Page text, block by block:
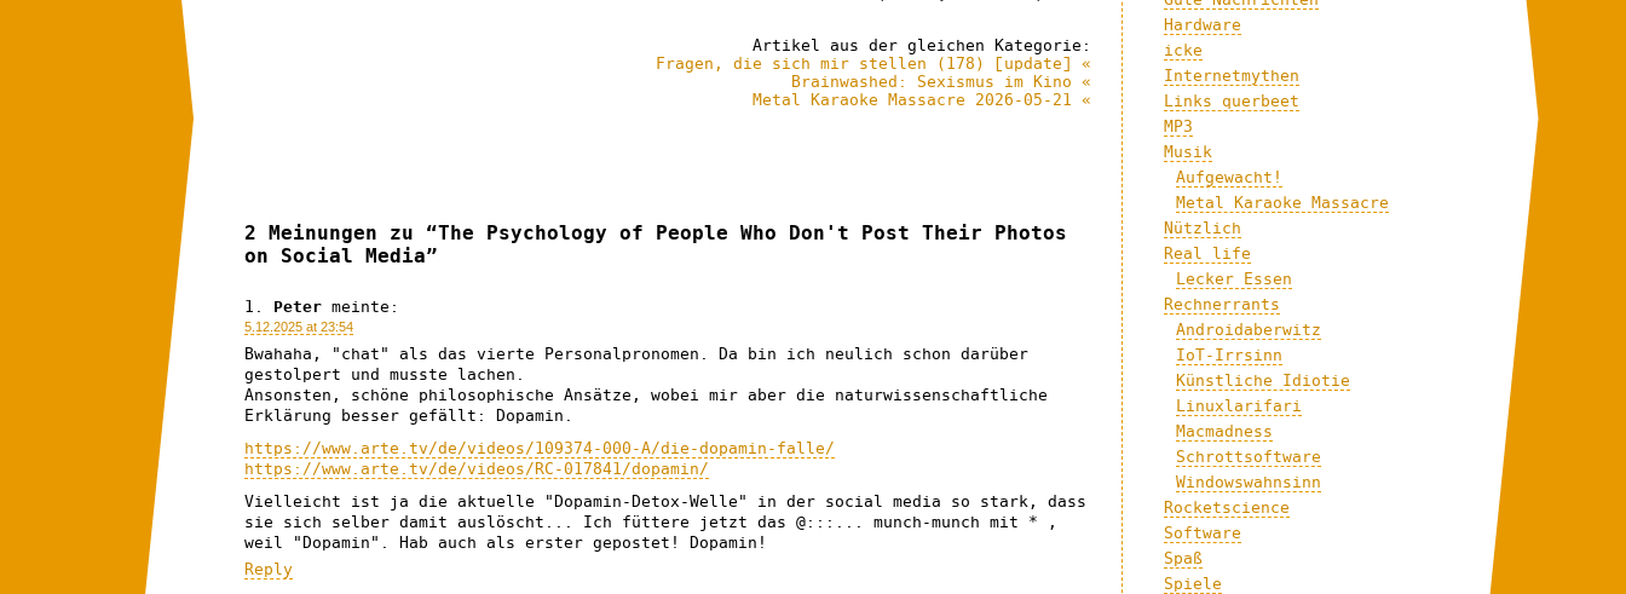
Artikel aus der gleichen Kategorie:
Fragen, die sich mir stellen (178) [update] «
Brainwashed: Sexismus im Kino «
Metal Karaoke Massacre 2026-05-21 «
2 Meinungen zu “The Psychology of People Who Don't Post Their Photos
on Social Media”
Peter meinte:
5.12.2025 at 23:54
Bwahaha, "chat" als das vierte Personalpronomen. Da bin ich neulich schon darüber
gestolpert und musste lachen.
Ansonsten, schöne philosophische Ansätze, wobei mir aber die naturwissenschaftliche
Erklärung besser gefällt: Dopamin.
https://www.arte.tv/de/videos/109374-000-A/die-dopamin-falle/
https://www.arte.tv/de/videos/RC-017841/dopamin/
Vielleicht ist ja die aktuelle "Dopamin-Detox-Welle" in der social media so stark, dass
sie sich selber damit auslöscht... Ich füttere jetzt das @:::... munch-munch mit * ,
weil "Dopamin". Hab auch als erster gepostet! Dopamin!
Reply
Hardware
icke
Internetmythen
Links querbeet
MP3
Musik
Aufgewacht!
Metal Karaoke Massacre
Nützlich
Real life
Lecker Essen
Rechnerrants
Androidaberwitz
IoT-Irrsinn
Künstliche Idiotie
Linuxlarifari
Macmadness
Schrottsoftware
Windowswahnsinn
Rocketscience
Software
Spaß
Spiele